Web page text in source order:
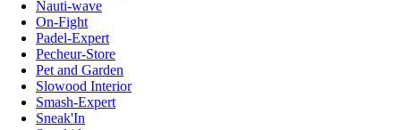
Nauti-wave
On-Fight
Padel-Expert
Pecheur-Store
Pet and Garden
Slowood Interior
Smash-Expert
Sneak'In